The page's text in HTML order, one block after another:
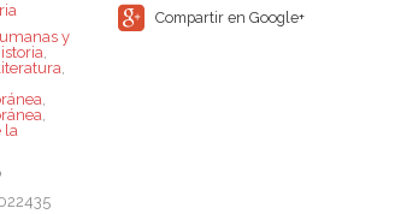
y
,
,
,
,
la
Compartir en Google+